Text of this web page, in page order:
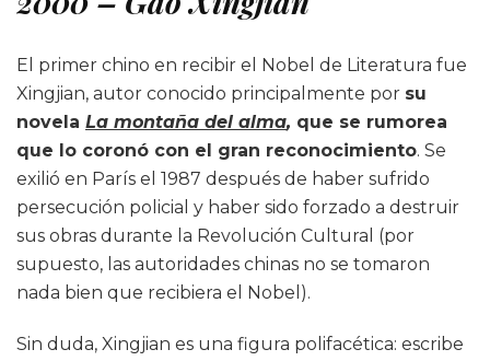
El primer chino en recibir el Nobel de Literatura fue
Xingjian, autor conocido principalmente por su
novela La montaña del alma, que se rumorea
que lo coronó con el gran reconocimiento. Se
exilió en París el 1987 después de haber sufrido
persecución policial y haber sido forzado a destruir
sus obras durante la Revolución Cultural (por
supuesto, las autoridades chinas no se tomaron
nada bien que recibiera el Nobel).
Sin duda, Xingjian es una figura polifacética: escribe